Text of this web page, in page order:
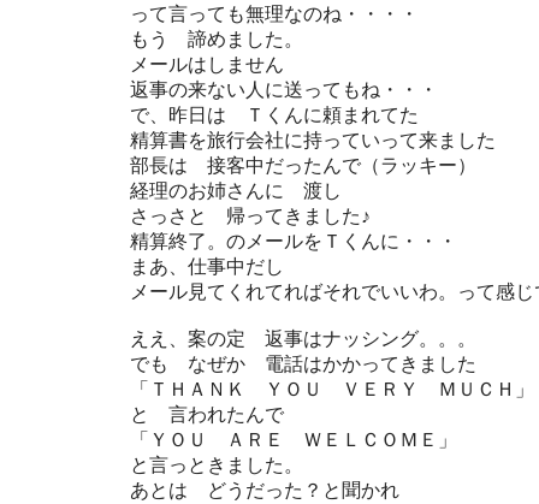
って言っても無理なのね・・・・
もう 諦めました。
メールはしません
返事の来ない人に送ってもね・・・
で、昨日は Ｔくんに頼まれてた
精算書を旅行会社に持っていって来ました
部長は 接客中だったんで（ラッキー）
経理のお姉さんに 渡し
さっさと 帰ってきました♪
精算終了。のメールをＴくんに・・・
まあ、仕事中だし
メール見てくれてればそれでいいわ。って感じ
ええ、案の定 返事はナッシング。。。
でも なぜか 電話はかかってきました
「ＴＨＡＮＫ ＹＯＵ ＶＥＲＹ ＭＵＣＨ」
と 言われたんで
「ＹＯＵ ＡＲＥ ＷＥＬＣＯＭＥ」
と言っときました。
あとは どうだった？と聞かれ